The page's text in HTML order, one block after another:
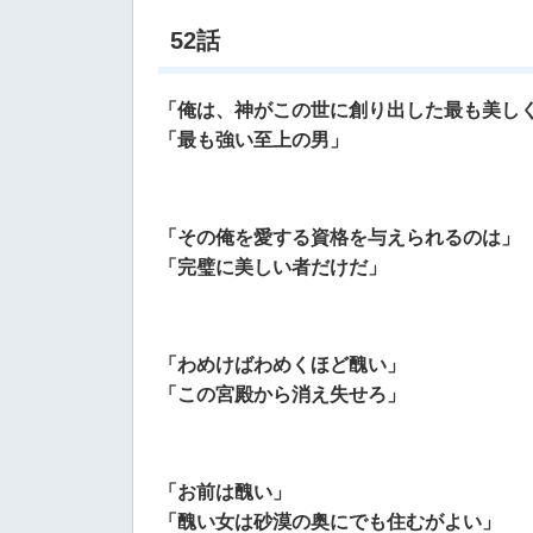
52話
「俺は、神がこの世に創り出した最も美し
「最も強い至上の男」
「その俺を愛する資格を与えられるのは」
「完璧に美しい者だけだ」
「わめけばわめくほど醜い」
「この宮殿から消え失せろ」
「お前は醜い」
「醜い女は砂漠の奥にでも住むがよい」